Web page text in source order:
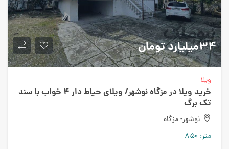
۳۴میلیارد تومان
ویلا
خرید ویلا در مزگاه نوشهر/ ویلای حیاط دار ۴ خواب با سند
تک برگ
نوشهر- مزگاه
متر: ۸۵۰